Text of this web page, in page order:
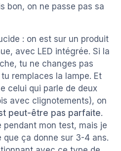
bon, on ne passe pas sa
: on est sur un produit
avec LED intégrée. Si la
tu ne changes pas
remplaces la lampe. Et
celui qui parle de deux
avec clignotements), on
peut-être pas parfaite.
pendant mon test, mais je
que ça donne sur 3-4 ans.